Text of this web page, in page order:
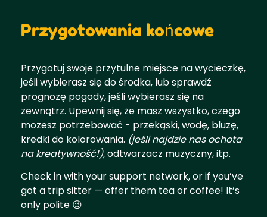
Przygotowania końcowe
Przygotuj swoje przytulne miejsce na wycieczkę,
jeśli wybierasz się do środka, lub sprawdź
prognozę pogody, jeśli wybierasz się na
zewnątrz. Upewnij się, że masz wszystko, czego
możesz potrzebować - przekąski, wodę, bluzę,
kredki do kolorowania. (jeśli najdzie nas ochota
na kreatywność!),odtwarzacz muzyczny, itp.
Check in with your support network, or if you’ve
got a trip sitter — offer them tea or coffee! It’s
only polite 😉